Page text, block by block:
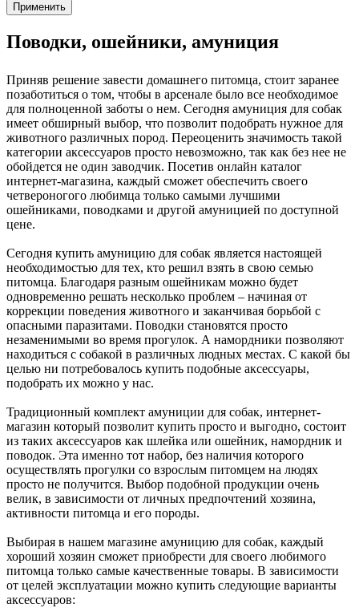
Применить
Поводки, ошейники, амуниция
Приняв решение завести домашнего питомца, стоит заранее
позаботиться о том, чтобы в арсенале было все необходимое
для полноценной заботы о нем. Сегодня амуниция для собак
имеет обширный выбор, что позволит подобрать нужное для
животного различных пород. Переоценить значимость такой
категории аксессуаров просто невозможно, так как без нее не
обойдется не один заводчик. Посетив онлайн каталог
интернет-магазина, каждый сможет обеспечить своего
четвероногого любимца только самыми лучшими
ошейниками, поводками и другой амуницией по доступной
цене.
Сегодня купить амуницию для собак является настоящей
необходимостью для тех, кто решил взять в свою семью
питомца. Благодаря разным ошейникам можно будет
одновременно решать несколько проблем – начиная от
коррекции поведения животного и заканчивая борьбой с
опасными паразитами. Поводки становятся просто
незаменимыми во время прогулок. А намордники позволяют
находиться с собакой в различных людных местах. С какой бы
целью ни потребовалось купить подобные аксессуары,
подобрать их можно у нас.
Традиционный комплект амуниции для собак, интернет-
магазин который позволит купить просто и выгодно, состоит
из таких аксессуаров как шлейка или ошейник, намордник и
поводок. Эта именно тот набор, без наличия которого
осуществлять прогулки со взрослым питомцем на людях
просто не получится. Выбор подобной продукции очень
велик, в зависимости от личных предпочтений хозяина,
активности питомца и его породы.
Выбирая в нашем магазине амуницию для собак, каждый
хороший хозяин сможет приобрести для своего любимого
питомца только самые качественные товары. В зависимости
от целей эксплуатации можно купить следующие варианты
аксессуаров: